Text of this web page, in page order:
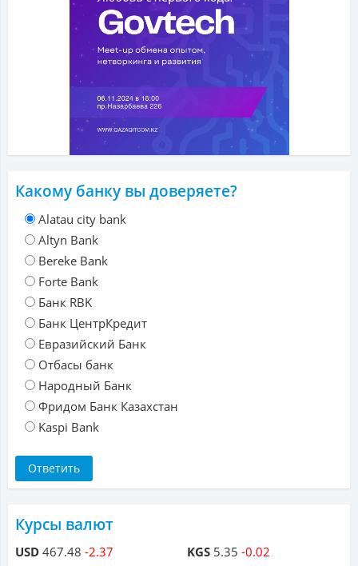
Какому банку вы доверяете?
Alatau city bank
Altyn Bank
Bereke Bank
Forte Bank
Банк RBK
Банк ЦентрКредит
Евразийский Банк
Отбасы банк
Народный Банк
Фридом Банк Казахстан
Kaspi Bank
Курсы валют
USD 467.48 -2.37 KGS 5.35 -0.02